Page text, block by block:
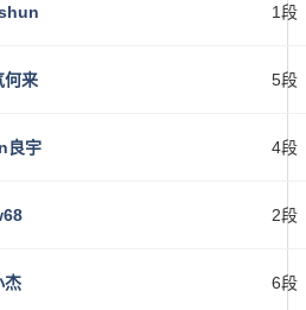
1段
何来 5段
良宇 4段
2段
杰 6段